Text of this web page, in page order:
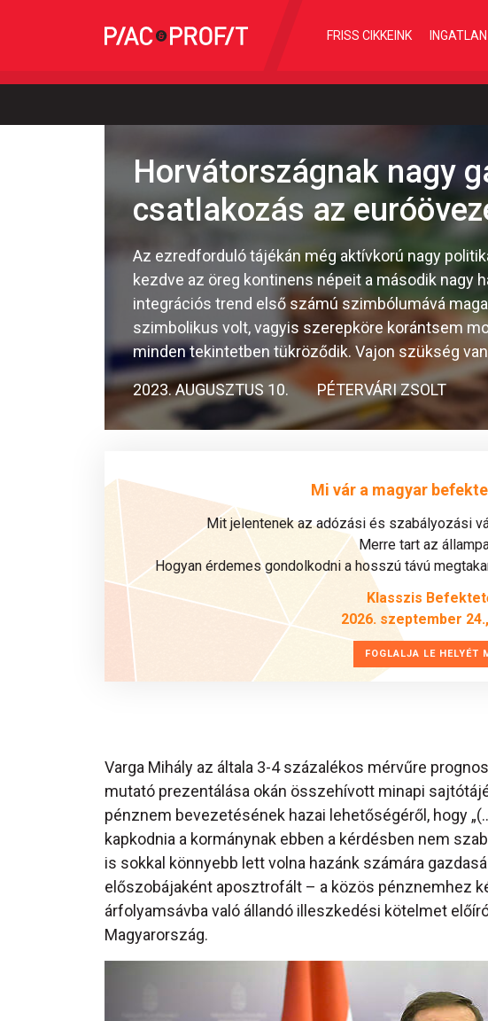
FRISS CIKKEINK INGATLAN
Horvátországnak nagy
csatlakozás az
Az ezredforduló tájékán még aktívkorú nagy
kezdve az öreg kontinens népeit a második
integrációs trend első számú szimbólumává
szimbolikus volt, vagyis szerepköre korántsem
minden tekintetben tükröződik. Vajon szükség
2023. AUGUSZTUS 10. PÉTERVÁRI ZSOLT
Mi vár a magyar
Mit jelentenek az adózási és szabályozási
Merre tart az
Hogyan érdemes gondolkodni a hosszú távú
Klasszis
2026. szeptember
FOGLALJA LE HELYÉT
Varga Mihály az általa 3-4 százalékos mérvűre
mutató prezentálása okán összehívott minapi
pénznem bevezetésének hazai lehetőségéről, hogy
kapkodnia a kormánynak ebben a kérdésben nem
is sokkal könnyebb lett volna hazánk számára
előszobájaként aposztrofált – a közös pénznemhez
árfolyamsávba való állandó illeszkedési kötelmet
Magyarország.